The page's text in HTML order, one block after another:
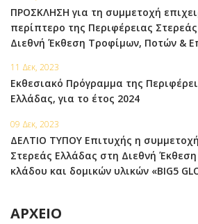
ΠΡΟΣΚΛΗΣΗ για τη συμμετοχή
περίπτερο της Περιφέρειας
Διεθνή Έκθεση Τροφίμων, Ποτών &
Απριλίου 2024.
11 Δεκ, 2023
Εκθεσιακό Πρόγραμμα της
Ελλάδας, για το έτος 2024
09 Δεκ, 2023
ΔΕΛΤΙΟ ΤΥΠΟΥ Επιτυχής η
Στερεάς Ελλάδας στη Διεθνή
κλάδου και δομικών υλικών «BIG5
ΑΡΧΕΊΟ